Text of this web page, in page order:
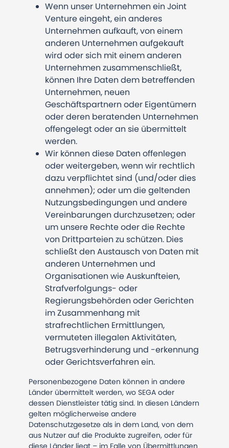
Wenn unser Unternehmen ein Joint
Venture eingeht, ein anderes
Unternehmen aufkauft, von einem
anderen Unternehmen aufgekauft
wird oder sich mit einem anderen
Unternehmen zusammenschließt,
können Ihre Daten dem betreffenden
Unternehmen, neuen
Geschäftspartnern oder Eigentümern
oder deren beratenden Unternehmen
offengelegt oder an sie übermittelt
werden.
Wir können diese Daten offenlegen
oder weitergeben, wenn wir rechtlich
dazu verpflichtet sind (und/oder dies
annehmen); oder um die geltenden
Nutzungsbedingungen und andere
Vereinbarungen durchzusetzen; oder
um unsere Rechte oder die Rechte
von Drittparteien zu schützen. Dies
schließt den Austausch von Daten mit
anderen Unternehmen und
Organisationen wie Auskunfteien,
Strafverfolgungs- oder
Regierungsbehörden oder Gerichten
im Zusammenhang mit
strafrechtlichen Ermittlungen,
vermuteten illegalen Aktivitäten,
Betrugsverhinderung und -erkennung
oder Gerichtsverfahren ein.
Personenbezogene Daten können in andere
Länder übermittelt werden, wo SEGA oder
dessen Dienstleister tätig sind. In diesen Ländern
gelten möglicherweise andere
Datenschutzgesetze als in dem Land, von dem
aus Nutzer auf die Produkte zugreifen, oder für
diese Länder liegt – im Falle von Übermittlungen